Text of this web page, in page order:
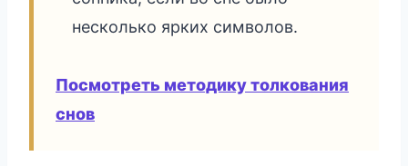
несколько ярких символов.
Посмотреть методику толкования
снов